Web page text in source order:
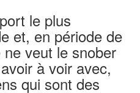
le plus
et, en période de
veut le snober
à voir avec,
qui sont des